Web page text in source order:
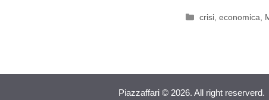
Categorie
crisi ,economica
Piazzaffari © 2026. All right reserverd.